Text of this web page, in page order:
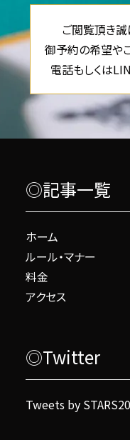
ご閲覧頂き誠
御予約の希望や
電話もしくは
◎記事一覧
ホーム
ルール・マナー
料金
アクセス
◎Twitter
Tweets by